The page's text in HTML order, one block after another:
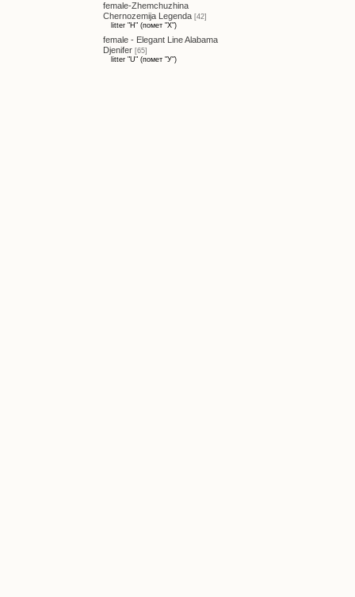
female-Zhemchuzhina
Chernozemija Legenda [42]
litter "H" (помет "Х")
female - Elegant Line Alabama
Djenifer [65]
litter "U" (помет "У")